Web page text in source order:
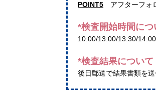
POINT5 アフターフォ
*検査開始時間につ
10:00/13:00/13:30/
*検査結果について
後日郵送で結果書類を